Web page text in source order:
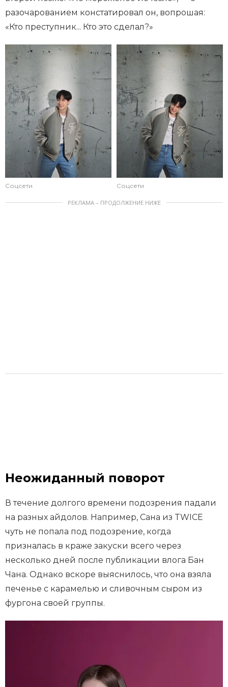
разочарованием констатировал он, вопрошая:
«Кто преступник... Кто это сделал?»
Соцсети Соцсети
РЕКЛАМА – ПРОДОЛЖЕНИЕ НИЖЕ
Неожиданный поворот
В течение долгого времени подозрения падали
на разных айдолов. Например, Сана из TWICE
чуть не попала под подозрение, когда
призналась в краже закуски всего через
несколько дней после публикации влога Бан
Чана. Однако вскоре выяснилось, что она взяла
печенье с карамелью и сливочным сыром из
фургона своей группы.